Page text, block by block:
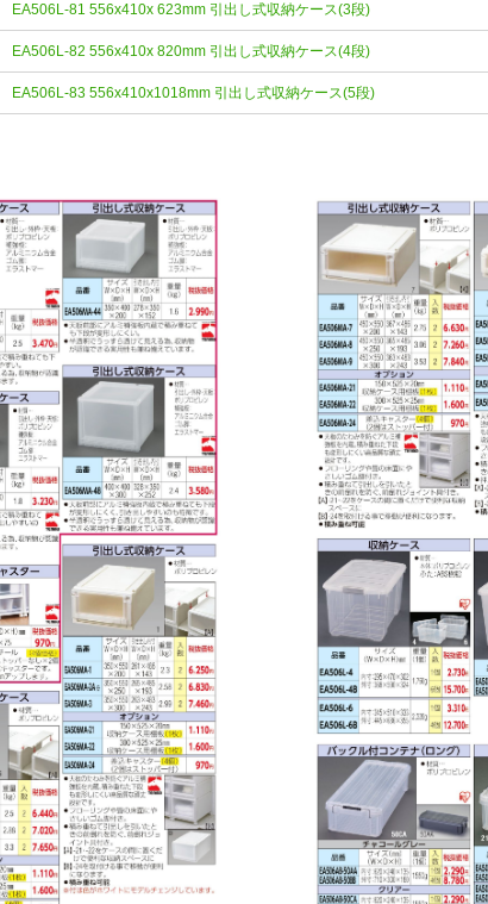
EA506L-81 556x410x 623mm 引出し式収納ケース(3段)
EA506L-82 556x410x 820mm 引出し式収納ケース(4段)
EA506L-83 556x410x1018mm 引出し式収納ケース(5段)